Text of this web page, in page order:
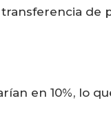
de
en 10%, lo